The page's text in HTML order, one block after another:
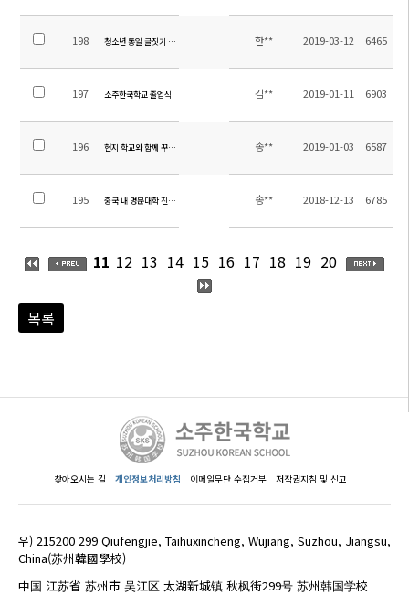
198 청소년 통일 글짓기 대회 안내 한** 2019-03-12 6465
197 소주한국학교 졸업식 김** 2019-01-11 6903
196 현지 학교와 함께 꾸며가는 초등 학예 발표회 송** 2019-01-03 6587
195 중국 내 명문대학 진학의 발판 마련-영회국제학교와 MOU체결
송** 2018-12-13 6785
11 12 13 14 15 16 17 18 19 20
목록
찾아오시는 길 개인정보처리방침 이메일무단 수집거부 저작권지침 및 신고
우) 215200 299 Qiufengjie, Taihuxincheng, Wujiang, Suzhou, Jiangsu,
China(苏州韓國學校)
中国 江苏省 苏州市 吴江区 太湖新城镇 秋枫街299号 苏州韩国学校